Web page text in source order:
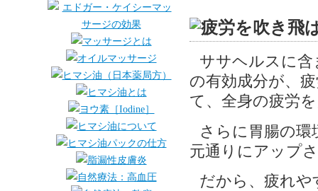
ササヘルスに含
の有効成分が、
て、全身の疲労
さらに胃腸の
元通りにアップ
だから、疲れや